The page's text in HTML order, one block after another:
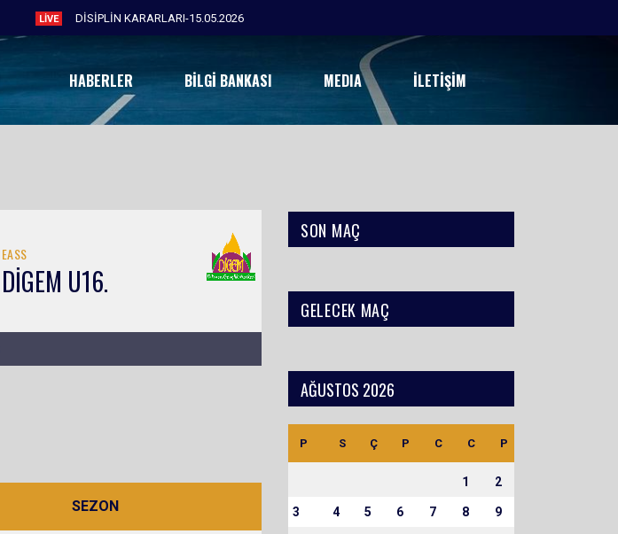
LIVE DİSİPLİN KARARLARI-15.05.2026
HABERLER BILGI BANKASI MEDIA İLETIŞIM
EASS
DİGEM U16.
SEZON
SON MAÇ
GELECEK MAÇ
AĞUSTOS 2026
P S Ç P C C P
1 2
3 4 5 6 7 8 9